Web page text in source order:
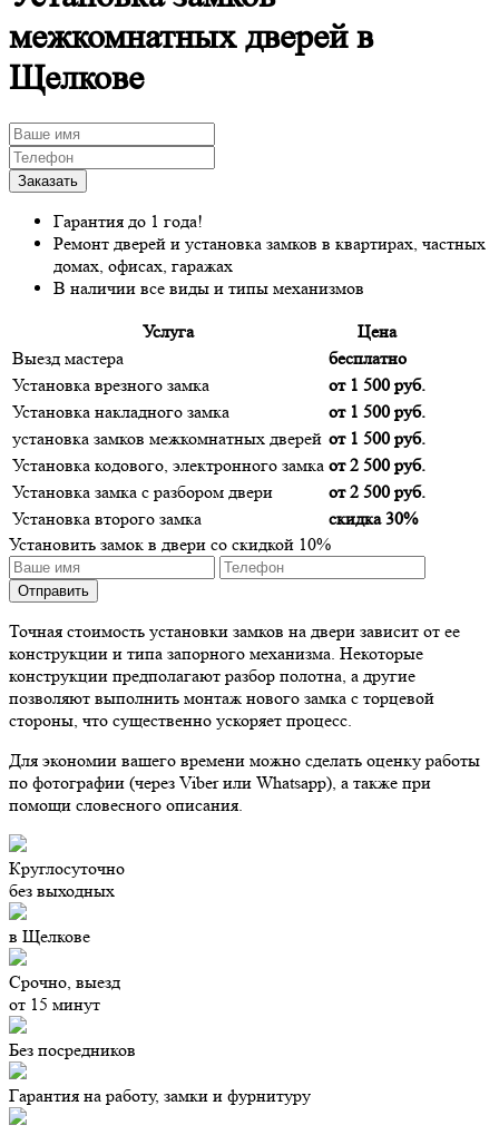
межкомнатных дверей в
Щелкове
Гарантия до 1 года!
Ремонт дверей и установка замков в квартирах, частных
домах, офисах, гаражах
В наличии все виды и типы механизмов
Услуга
Цена
Выезд мастера
бесплатно
Установка врезного замка
от 1 500 руб.
Установка накладного замка
от 1 500 руб.
установка замков межкомнатных дверей от 1 500 руб.
Установка кодового, электронного замка от 2 500 руб.
Установка замка с разбором двери
от 2 500 руб.
Установка второго замка
скидка 30%
Установить замок в двери со скидкой 10%
Точная стоимость установки замков на двери зависит от ее
конструкции и типа запорного механизма. Некоторые
конструкции предполагают разбор полотна, а другие
позволяют выполнить монтаж нового замка с торцевой
стороны, что существенно ускоряет процесс.
Для экономии вашего времени можно сделать оценку работы
по фотографии (через Viber или Whatsapp), а также при
помощи словесного описания.
Круглосуточно
без выходных
в Щелкове
Срочно, выезд
от 15 минут
Без посредников
Гарантия на работу, замки и фурнитуру